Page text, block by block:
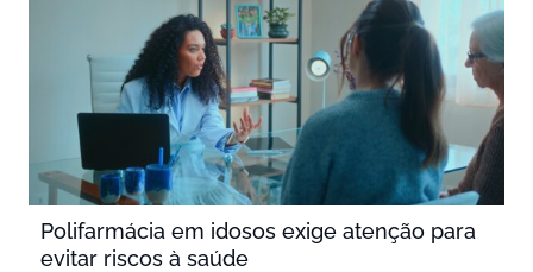
Polifarmácia em idosos exige atenção para
evitar riscos à saúde